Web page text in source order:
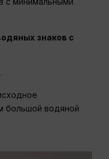
знаков с
большой водяной